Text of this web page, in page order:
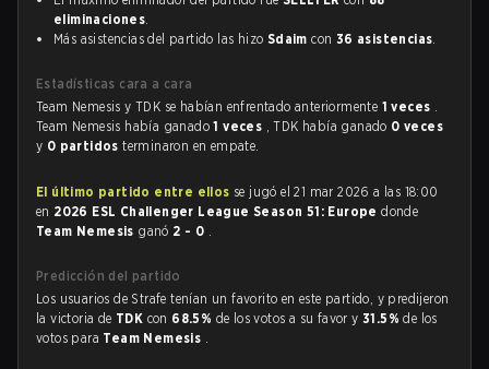
eliminaciones.
Más asistencias del partido las hizo Sdaim con 36 asistencias.
Estadísticas cara a cara
Team Nemesis y TDK se habían enfrentado anteriormente 1 veces .
Team Nemesis había ganado1 veces , TDK había ganado 0 veces
y 0 partidosterminaron en empate.
El último partido entre ellos se jugó el 21 mar 2026 a las 18:00
en 2026 ESL Challenger League Season 51: Europedonde
Team Nemesis ganó 2 - 0 .
Predicción del partido
Los usuarios de Strafe tenían un favorito en este partido, y predijeron
la victoria de TDK con 68.5% de los votos a su favor y31.5%de los
votos para Team Nemesis .